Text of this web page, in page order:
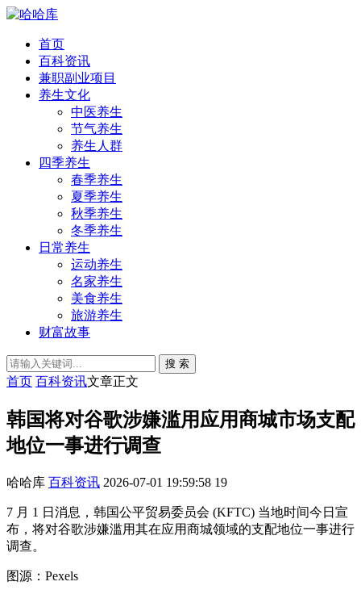
首页
百科资讯
兼职副业项目
养生文化
中医养生
节气养生
养生人群
四季养生
春季养生
夏季养生
秋季养生
冬季养生
日常养生
运动养生
名家养生
美食养生
旅游养生
财富故事
搜 索
首页 百科资讯文章正文
韩国将对谷歌涉嫌滥用应用商城市场支配
地位一事进行调查
哈哈库 百科资讯 2026-07-01 19:59:58 19
7 月 1 日消息，韩国公平贸易委员会 (KFTC) 当地时间今日宣
布，将对谷歌涉嫌滥用其在应用商城领域的支配地位一事进行
调查。
图源：Pexels